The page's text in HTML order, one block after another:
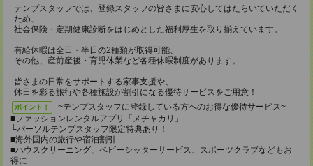
テンプスタッフでは、登録スタッフの皆さまに安心してはたらいていただく
ため、
社会保険・定期健康診断をはじめとした福利厚生を取り揃えています。
有給休暇は全日・半日の2種類が取得可能、
その他、産前産後・育児休業など各種休暇制度があります。
皆さまの日常をサポートする家事支援や、
休日を彩る旅行や各種施設が割引になる優待サービスをご用意！
ポイント！
~テンプスタッフに登録している方へのお得な優待サービス~
■ファッションレンタルアプリ「メチャカリ」
└パーソルテンプスタッフ限定特典あり！
■海外国内の旅行や宿泊割引
■ハウスクリーニング、ベビーシッターサービス、スポーツクラブなどもお
得に